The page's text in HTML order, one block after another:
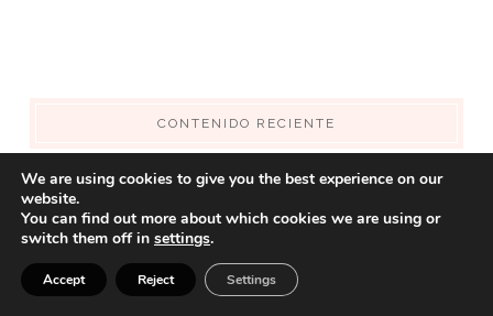
CONTENIDO RECIENTE
15 Cortes Bob que Rejuvenecen al Instante: Ideas Modernas
Cómo vestir bien en verano hombre (guía práctica para verte
fresco y con estilo)
We are using cookies to give you the best experience on our
website.
You can find out more about which cookies we are using or
switch them off in settings.
Accept Reject Settings